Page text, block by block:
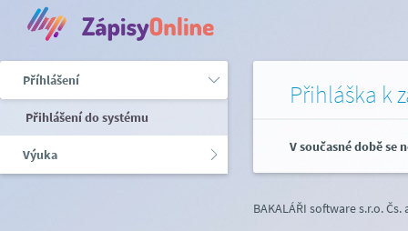
Příhlášení
Přihlášení do systému
Výuka
Přihláška k
V současné době se
BAKALÁŘI software s.r.o.Čs.